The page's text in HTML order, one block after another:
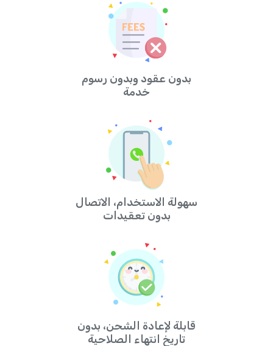
بدون عقود وبدون رسوم
خدمة
سهولة الاستخدام، الاتصال
بدون تعقيدات
قابلة لإعادة الشحن، بدون
تاريخ انتهاء الصلاحية